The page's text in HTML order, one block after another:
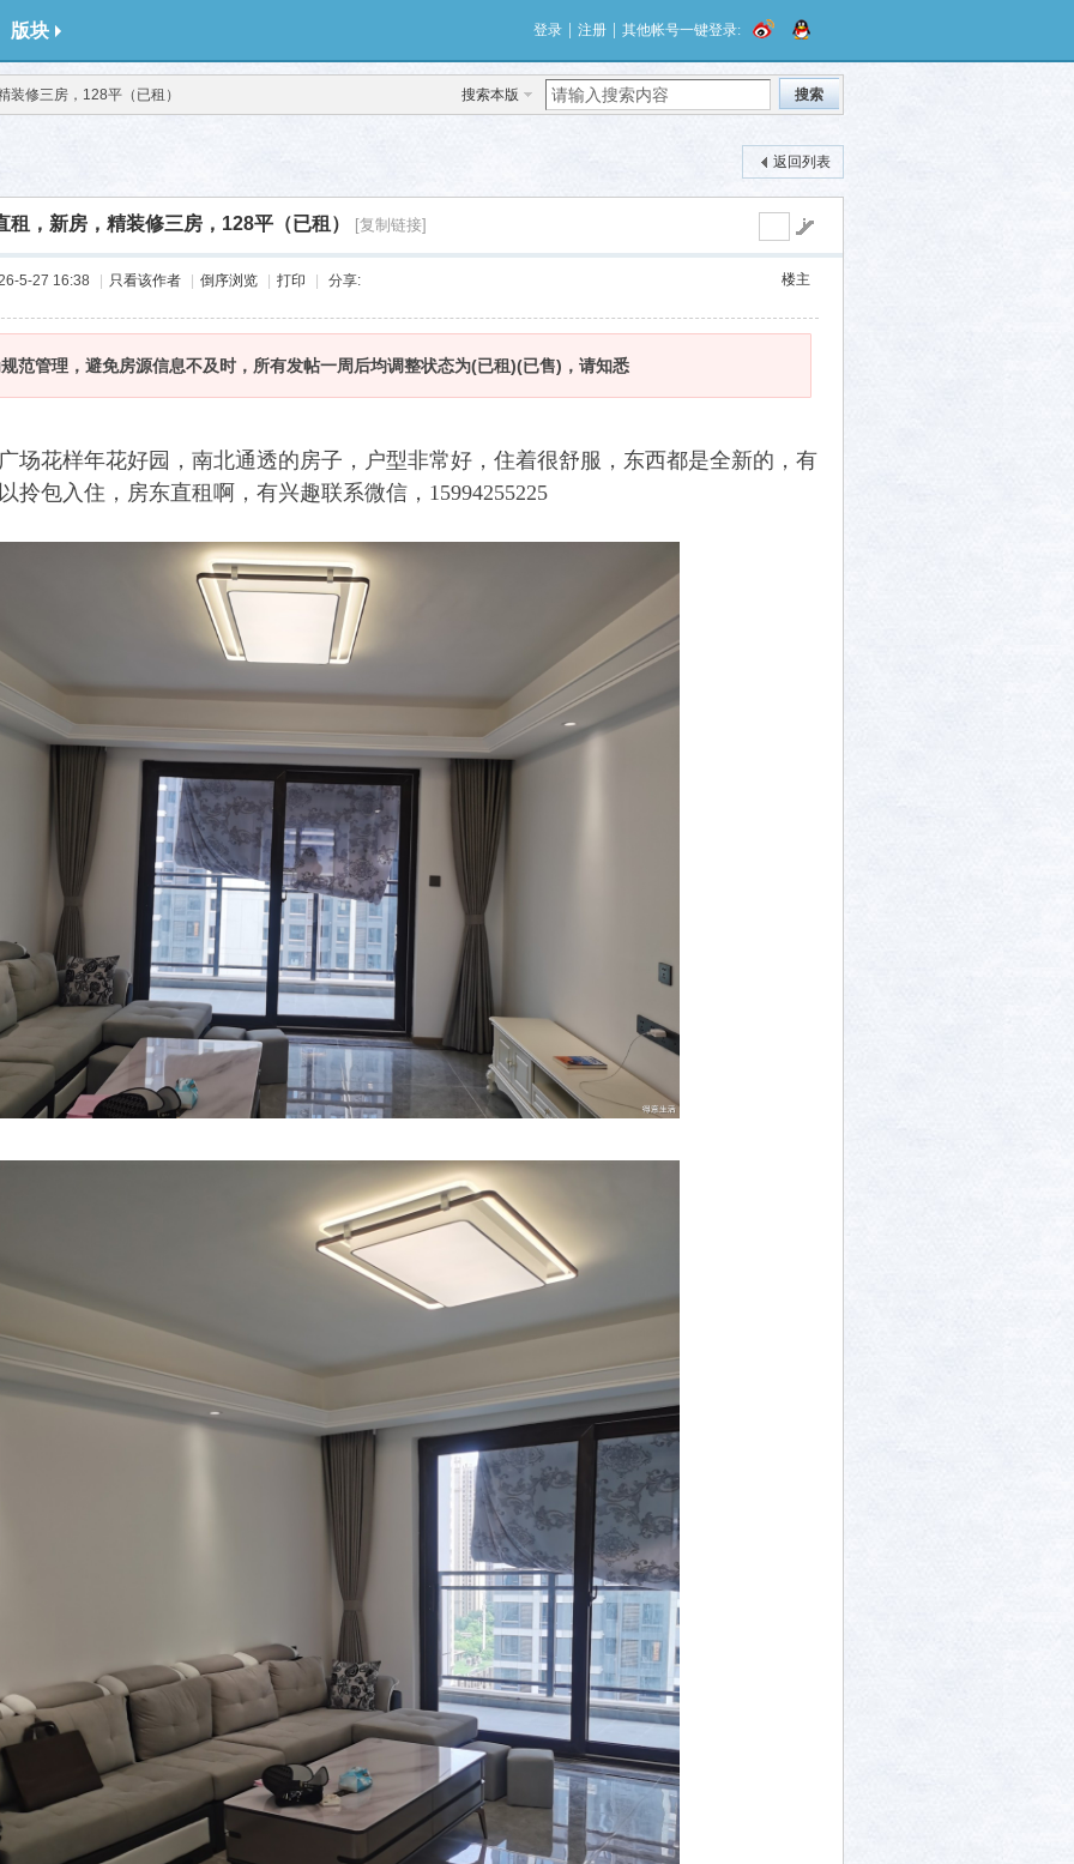
版块 登录 注册 其他帐号一键登录:
搜索本版 搜索
装修三房，128平（已租）
返回列表
租，新房，精装修三房，128平（已租） [复制链接]
楼主
5-27 16:38 只看该作者 倒序浏览 打印 分享:
范管理，避免房源信息不及时，所有发帖一周后均调整状态为(已租)(已售)，请知悉
场花样年花好园，南北通透的房子，户型非常好，住着很舒服，东西都是全新的，有
拎包入住，房东直租啊，有兴趣联系微信，15994255225